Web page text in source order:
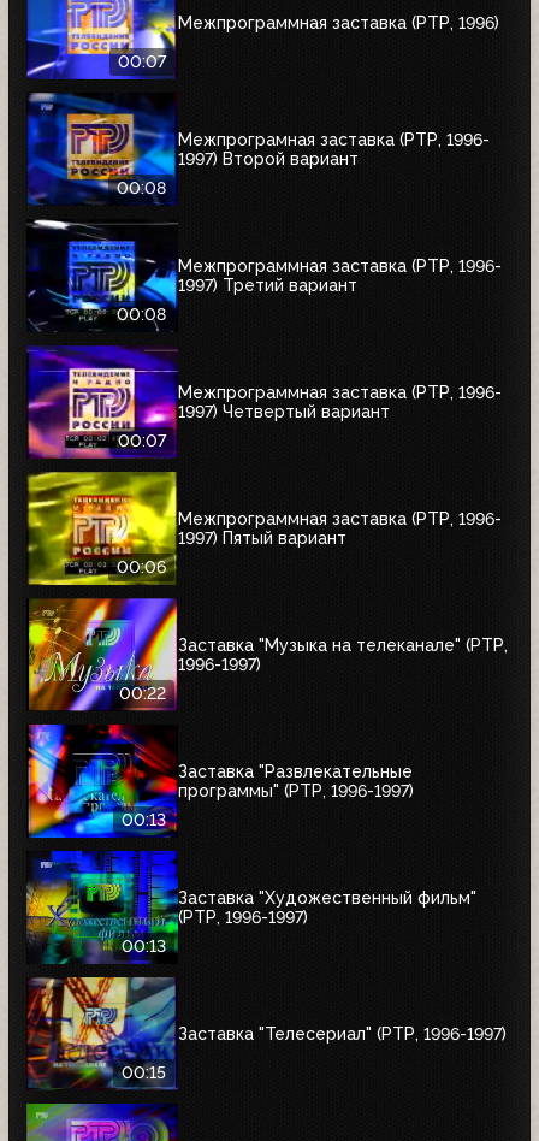
00:07
Межпрограммная заставка (РТР, 1996)
00:08
Межпрограмная заставка (РТР, 1996-
1997) Второй вариант
00:08
Межпрограммная заставка (РТР, 1996-
1997) Третий вариант
00:07
Межпрограммная заставка (РТР, 1996-
1997) Четвертый вариант
00:06
Межпрограммная заставка (РТР, 1996-
1997) Пятый вариант
00:22
Заставка "Музыка на телеканале" (РТР,
1996-1997)
00:13
Заставка "Развлекательные
программы" (РТР, 1996-1997)
00:13
Заставка "Художественный фильм"
(РТР, 1996-1997)
00:15
Заставка "Телесериал" (РТР, 1996-1997)